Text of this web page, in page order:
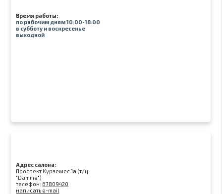
Время работы:
по рабочим дням 10:00-18:00
в субботу и воскресенье
выходной
Адрес салона:
Проспект Курземес 1а (т/ц
"Damme")
телефон: 67809420
написать e-mail